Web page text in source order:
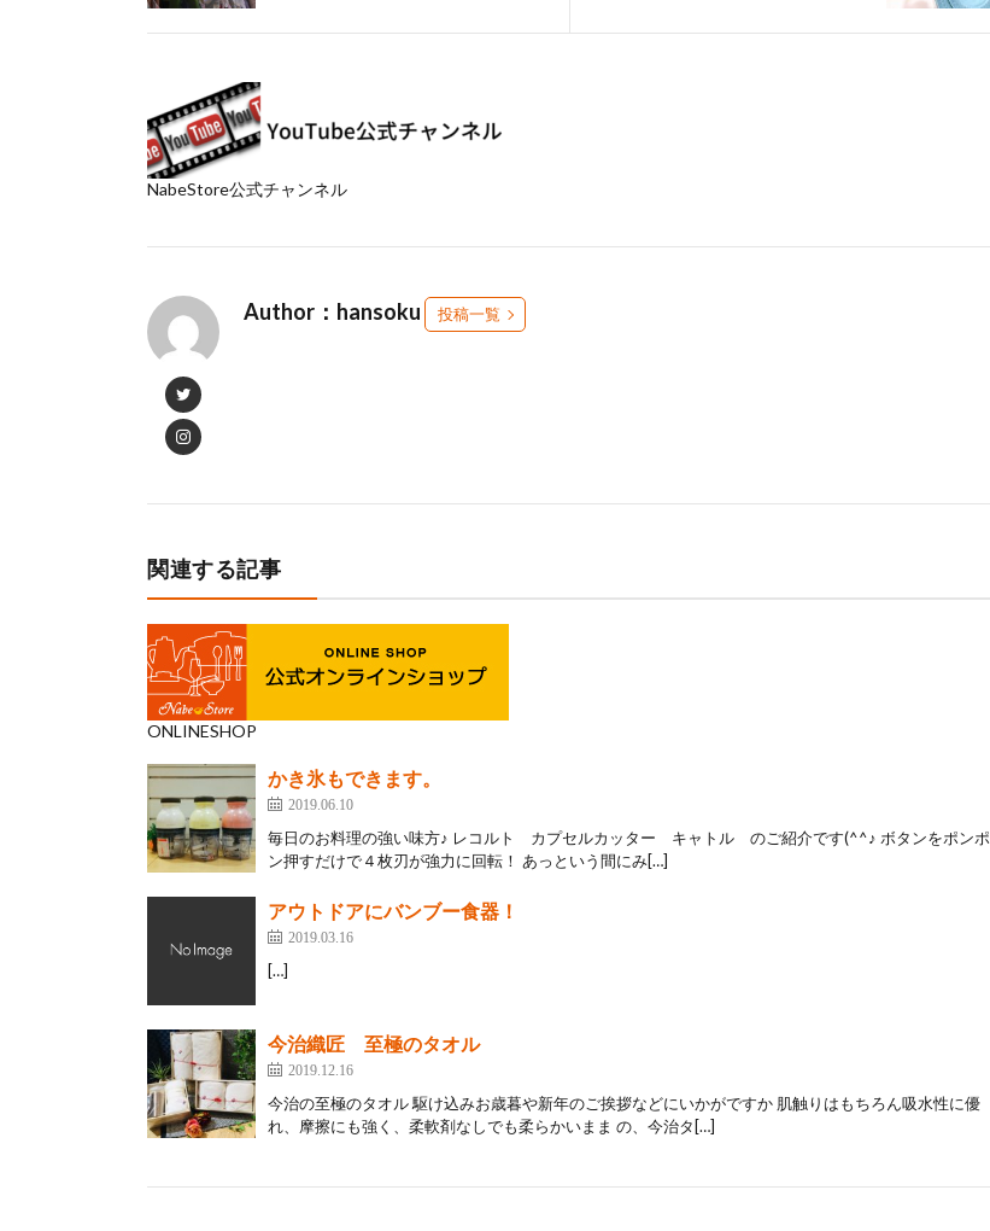
NabeStore公式チャンネル
Author：hansoku 投稿一覧
関連する記事
ONLINESHOP
かき氷もできます。
2019.06.10
毎日のお料理の強い味方♪ レコルト カプセルカッター キャトル のご紹介です(^^♪ ボタンをポンポ
ン押すだけで４枚刃が強力に回転！ あっという間にみ[…]
アウトドアにバンブー食器！
2019.03.16
[…]
今治織匠 至極のタオル
2019.12.16
今治の至極のタオル 駆け込みお歳暮や新年のご挨拶などにいかがですか 肌触りはもちろん吸水性に優
れ、摩擦にも強く、柔軟剤なしでも柔らかいまま の、今治タ[…]